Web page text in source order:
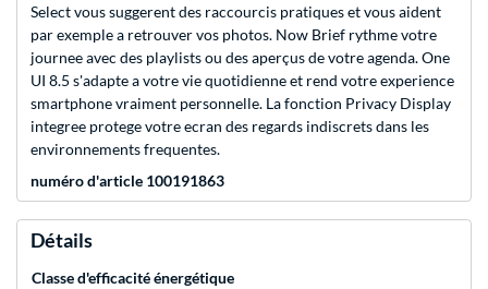
Select vous suggerent des raccourcis pratiques et vous aident
par exemple a retrouver vos photos. Now Brief rythme votre
journee avec des playlists ou des aperçus de votre agenda. One
UI 8.5 s'adapte a votre vie quotidienne et rend votre experience
smartphone vraiment personnelle. La fonction Privacy Display
integree protege votre ecran des regards indiscrets dans les
environnements frequentes.
numéro d'article 100191863
Détails
Classe d'efficacité énergétique